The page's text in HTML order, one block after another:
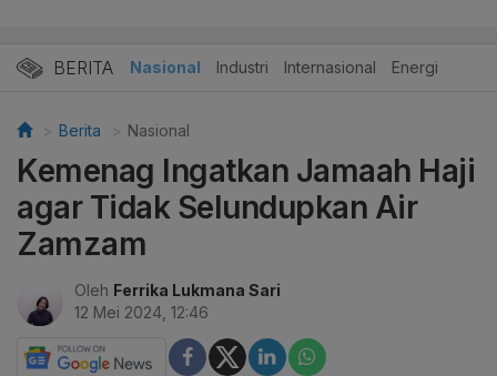
BERITA Nasional Industri Internasional Energi
Berita Nasional
Kemenag Ingatkan Jamaah Haji
agar Tidak Selundupkan Air
Zamzam
Oleh Ferrika Lukmana Sari
12 Mei 2024, 12:46